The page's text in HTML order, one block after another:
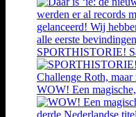
SPORTHISTORIE!
WOW! Een